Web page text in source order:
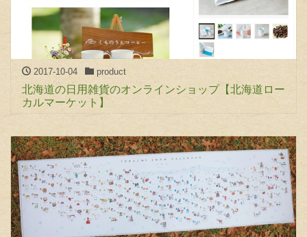
2017-10-04 product
北海道の日用雑貨のオンラインショップ【北海道ロー
カルマーケット】